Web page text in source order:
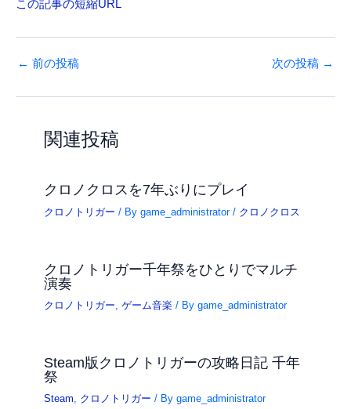
この記事の短縮URL
← 前の投稿 次の投稿 →
関連投稿
クロノクロスを7年ぶりにプレイ
クロノトリガー / Bygame_administrator/ クロノクロス
クロノトリガー千年祭をひとりでマルチ
演奏
クロノトリガー ,ゲーム音楽 / Bygame_administrator
Steam版クロノトリガーの攻略日記 千年
祭
Steam, クロノトリガー / Bygame_administrator